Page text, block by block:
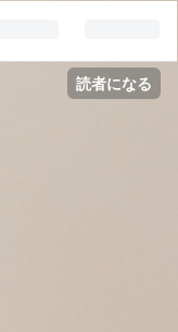
読者になる